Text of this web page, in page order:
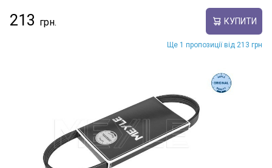
213 КУПИТИ
Ще 1 пропозиції від 213 грн